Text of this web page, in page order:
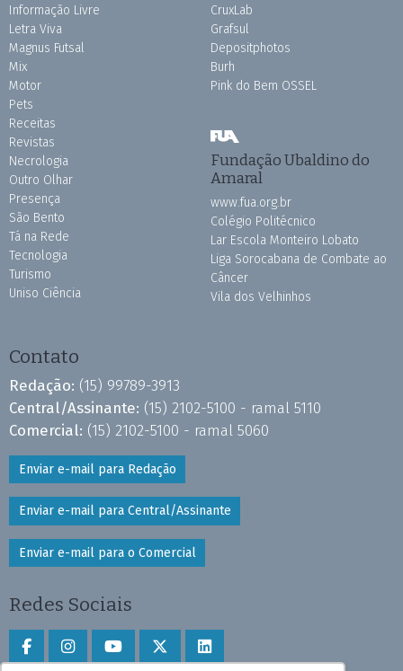
Informação Livre
Letra Viva
Magnus Futsal
Mix
Motor
Pets
Receitas
Revistas
Necrologia
Outro Olhar
Presença
São Bento
Tá na Rede
Tecnologia
Turismo
Uniso Ciência
CruxLab
Grafsul
Depositphotos
Burh
Pink do Bem OSSEL
Fundação Ubaldino do
Amaral
www.fua.org.br
Colégio Politécnico
Lar Escola Monteiro Lobato
Liga Sorocabana de Combate ao
Câncer
Vila dos Velhinhos
Contato
Redação: (15) 99789-3913
Central/Assinante: (15) 2102-5100 - ramal 5110
Comercial: (15) 2102-5100 - ramal 5060
Enviar e-mail para Redação
Enviar e-mail para Central/Assinante
Enviar e-mail para o Comercial
Redes Sociais